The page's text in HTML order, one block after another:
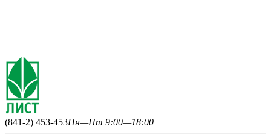
(841-2) 453-453Пн—Пт 9:00—18:00